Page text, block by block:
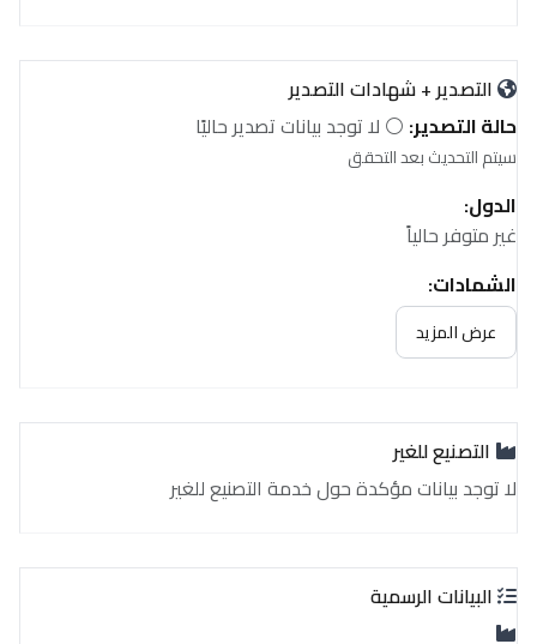
التصدير + شهادات التصدير
حالة التصدير: ⚪ لا توجد بيانات تصدير حاليًا
سيتم التحديث بعد التحقق
الدول:
غير متوفر حالياً
الشهادات:
غير متوفر حالياً
عرض المزيد
التصنيع للغير
لا توجد بيانات مؤكدة حول خدمة التصنيع للغير
البيانات الرسمية